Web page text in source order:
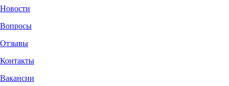
Новости
Вопросы
Отзывы
Контакты
Вакансии